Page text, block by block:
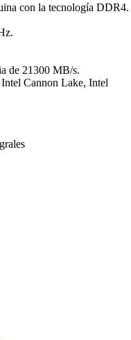
con la tecnología DDR4.
de 21300 MB/s.
Cannon Lake, Intel